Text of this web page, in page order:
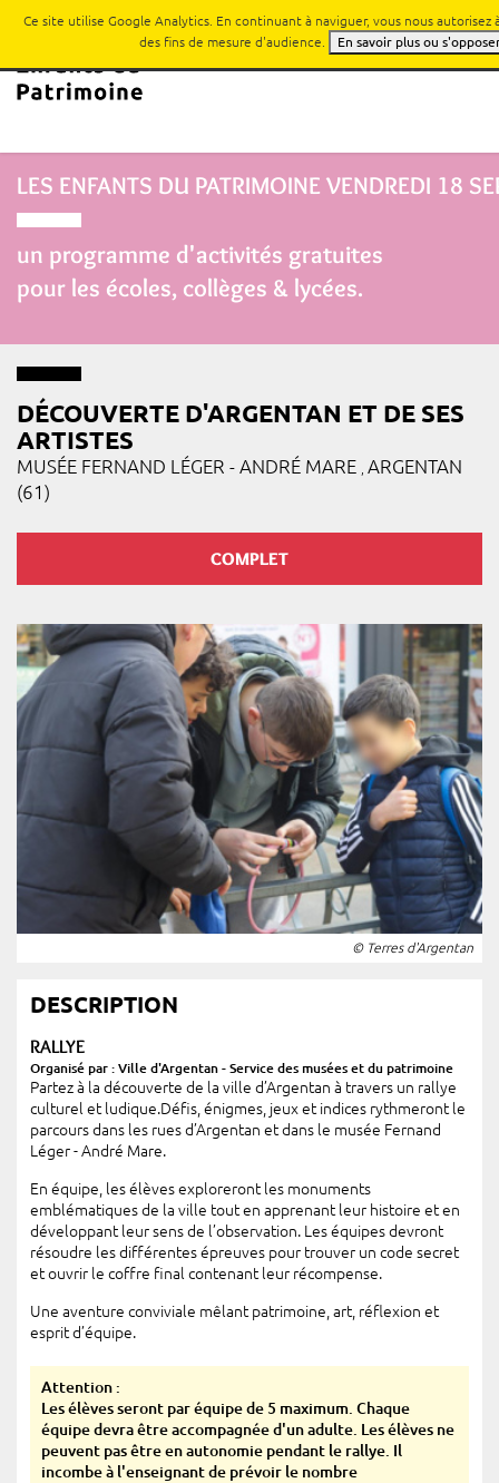
LES ENFANTS DU PATRIMOINE VENDREDI 18
un programme d'activités gratuites
pour les écoles, collèges & lycées.
DÉCOUVERTE D'ARGENTAN ET DE SES
ARTISTES
MUSÉE FERNAND LÉGER - ANDRÉ MARE ARGENTAN
(61)
COMPLET
© Terres d'Argentan
DESCRIPTION
RALLYE
Organisé par : Ville d'Argentan - Service des musées et du patrimoine
Partez à la découverte de la ville d’Argentan à travers un rallye
culturel et ludique.Défis, énigmes, jeux et indices rythmeront le
parcours dans les rues d’Argentan et dans le musée Fernand
Léger - André Mare.
En équipe, les élèves exploreront les monuments
emblématiques de la ville tout en apprenant leur histoire et en
développant leur sens de l’observation. Les équipes devront
résoudre les différentes épreuves pour trouver un code secret
et ouvrir le coffre final contenant leur récompense.
Une aventure conviviale mêlant patrimoine, art, réflexion et
esprit d’équipe.
Attention :
Les élèves seront par équipe de 5 maximum. Chaque
équipe devra être accompagnée d'un adulte. Les élèves ne
peuvent pas être en autonomie pendant le rallye. Il
incombe à l'enseignant de prévoir le nombre
Ce site utilise Google Analytics. En continuant à naviguer, vous nous autorisez
des fins de mesure d'audience.
En savoir plus ou